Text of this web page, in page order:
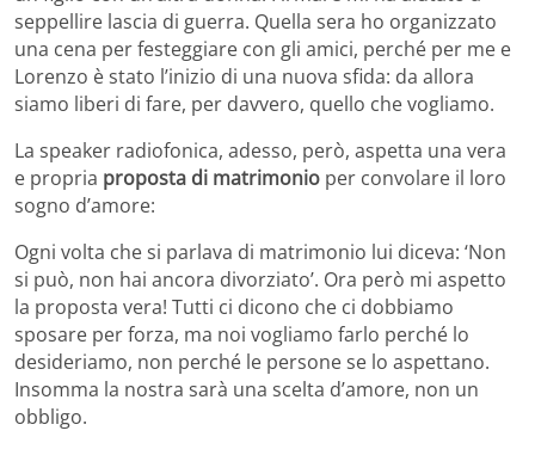
seppellire lascia di guerra. Quella sera ho organizzato
una cena per festeggiare con gli amici, perché per me e
Lorenzo è stato l’inizio di una nuova sfida: da allora
siamo liberi di fare, per davvero, quello che vogliamo.
La speaker radiofonica, adesso, però, aspetta una vera
e propria proposta di matrimonio per convolare il loro
sogno d’amore:
Ogni volta che si parlava di matrimonio lui diceva: ‘Non
si può, non hai ancora divorziato’. Ora però mi aspetto
la proposta vera! Tutti ci dicono che ci dobbiamo
sposare per forza, ma noi vogliamo farlo perché lo
desideriamo, non perché le persone se lo aspettano.
Insomma la nostra sarà una scelta d’amore, non un
obbligo.